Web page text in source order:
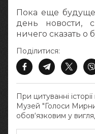
Пока еще
день новости,
ничего сказать о
При цитуванні
Музей "Голоси
обов‘язковим у
Поділитися: